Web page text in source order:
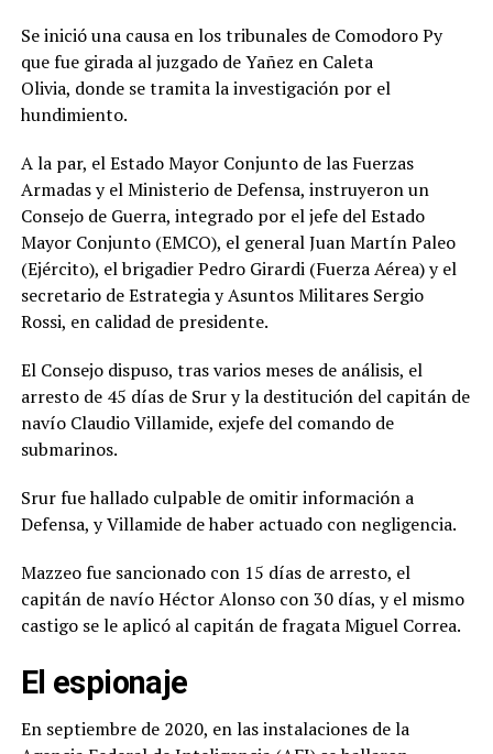
Se inició una causa en los tribunales de Comodoro Py
que fue girada al juzgado de Yañez en Caleta
Olivia, donde se tramita la investigación por el
hundimiento.
A la par, el Estado Mayor Conjunto de las Fuerzas
Armadas y el Ministerio de Defensa, instruyeron un
Consejo de Guerra, integrado por el jefe del Estado
Mayor Conjunto (EMCO), el general Juan Martín Paleo
(Ejército), el brigadier Pedro Girardi (Fuerza Aérea) y el
secretario de Estrategia y Asuntos Militares Sergio
Rossi, en calidad de presidente.
El Consejo dispuso, tras varios meses de análisis, el
arresto de 45 días de Srur y la destitución del capitán de
navío Claudio Villamide, exjefe del comando de
submarinos.
Srur fue hallado culpable de omitir información a
Defensa, y Villamide de haber actuado con negligencia.
Mazzeo fue sancionado con 15 días de arresto, el
capitán de navío Héctor Alonso con 30 días, y el mismo
castigo se le aplicó al capitán de fragata Miguel Correa.
El espionaje
En septiembre de 2020, en las instalaciones de la